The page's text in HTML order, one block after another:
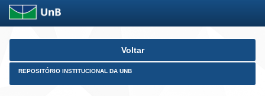
Skip
Voltar
REPOSITÓRIO INSTITUCIONAL DA UNB